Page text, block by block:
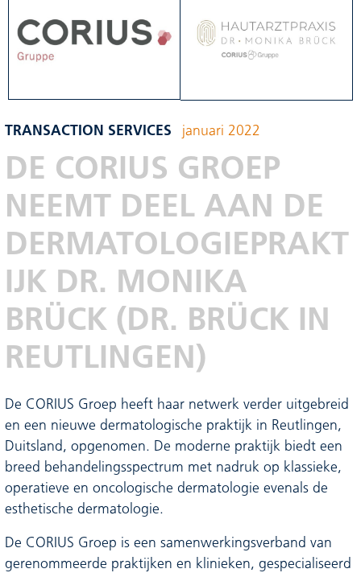
TRANSACTION SERVICES januari 2022
DE CORIUS GROEP
NEEMT DEEL AAN DE
DERMATOLOGIEPRAKT
IJK DR. MONIKA
BRÜCK (DR. BRÜCK IN
REUTLINGEN)
De CORIUS Groep heeft haar netwerk verder uitgebreid
en een nieuwe dermatologische praktijk in Reutlingen,
Duitsland, opgenomen. De moderne praktijk biedt een
breed behandelingsspectrum met nadruk op klassieke,
operatieve en oncologische dermatologie evenals de
esthetische dermatologie.
De CORIUS Groep is een samenwerkingsverband van
gerenommeerde praktijken en klinieken, gespecialiseerd